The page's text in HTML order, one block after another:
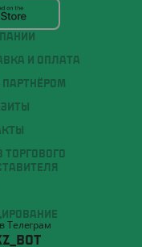
И ОПЛАТА
ПАРТНЁРОМ
ТОРГОВОГО
Телеграм